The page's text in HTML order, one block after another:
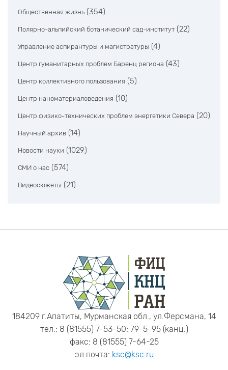
Общественная жизнь (354)
Полярно-альпийский ботанический сад-институт (22)
Управление аспирантуры и магистратуры (4)
Центр гуманитарных проблем Баренц региона (43)
Центр коллективного пользования (5)
Центр наноматериаловедения (10)
Центр физико-технических проблем энергетики Севера (20)
Научный архив (14)
Новости науки (1029)
СМИ о нас (574)
Видеосюжеты (21)
184209 г.Апатиты, Мурманская обл., ул.Ферсмана, 14
тел.: 8 (81555) 7-53-50; 79-5-95 (канц.)
факс: 8 (81555) 7-64-25
эл.почта: ksc@ksc.ru